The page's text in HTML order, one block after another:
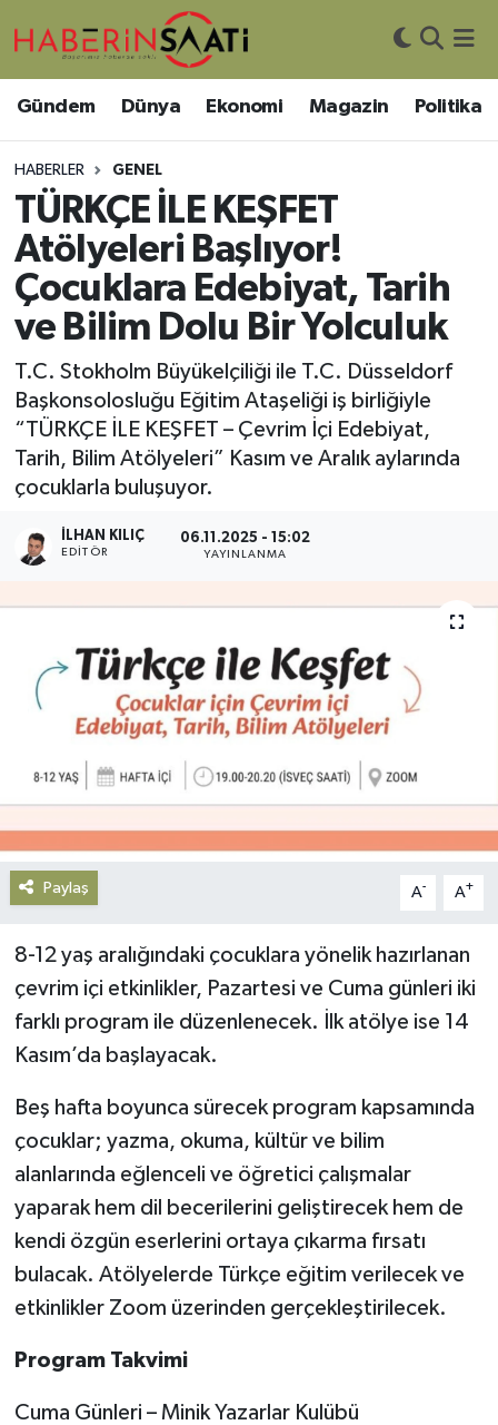
Gündem Dünya Ekonomi Magazin Politika
HABERLER GENEL
TÜRKÇE İLE KEŞFET
Atölyeleri Başlıyor!
Çocuklara Edebiyat, Tarih
ve Bilim Dolu Bir Yolculuk
T.C. Stokholm Büyükelçiliği ile T.C. Düsseldorf
Başkonsolosluğu Eğitim Ataşeliği iş birliğiyle
“TÜRKÇE İLE KEŞFET – Çevrim İçi Edebiyat,
Tarih, Bilim Atölyeleri” Kasım ve Aralık aylarında
çocuklarla buluşuyor.
İLHAN KILIÇ
EDITÖR
06.11.2025 - 15:02
YAYINLANMA
Paylaş A- A+
8-12 yaş aralığındaki çocuklara yönelik hazırlanan
çevrim içi etkinlikler, Pazartesi ve Cuma günleri iki
farklı program ile düzenlenecek. İlk atölye ise 14
Kasım’da başlayacak.
Beş hafta boyunca sürecek program kapsamında
çocuklar; yazma, okuma, kültür ve bilim
alanlarında eğlenceli ve öğretici çalışmalar
yaparak hem dil becerilerini geliştirecek hem de
kendi özgün eserlerini ortaya çıkarma fırsatı
bulacak. Atölyelerde Türkçe eğitim verilecek ve
etkinlikler Zoom üzerinden gerçekleştirilecek.
Program Takvimi
Cuma Günleri – Minik Yazarlar Kulübü
Asayiş
Bilim ve Teknoloji
Çevre
DIŞ HABER
Dünya
Eğitim
Ekonomi
Genel
Gündem
Kültür-Sanat
Magazin
Podcast
Sağlık
Spor
Yerel
Nöbetçi Eczaneler
Hava Durumu
Trafik Durumu
Süper Lig Puan Durumu ve Fikstür
Tüm Manşetler
Son Dakika Haberleri
Haber Arşivi